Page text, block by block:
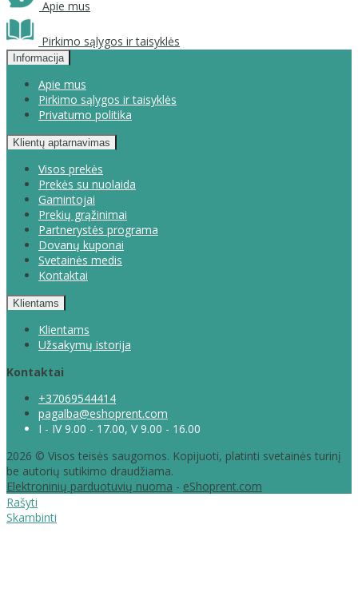
Apie mus
Pirkimo sąlygos ir taisyklės
Informacija
Apie mus
Pirkimo sąlygos ir taisyklės
Privatumo politika
Klientų aptarnavimas
Visos prekės
Prekės su nuolaida
Gamintojai
Prekių grąžinimai
Partnerystės programa
Dovanų kuponai
Svetainės medis
Kontaktai
Klientams
Klientams
Užsakymų istorija
Kontaktai
+37069544414
pagalba@eshoprent.com
I - IV 9.00 - 17.00, V 9.00 - 16.00
2026 © Visos teisės saugomos. Kopijuoti, platinti svetainės turinį
be autorių sutikimo draudžiama.
Elektroninių parduotuvių nuoma - eShoprent.com
Rašyti
Skambinti